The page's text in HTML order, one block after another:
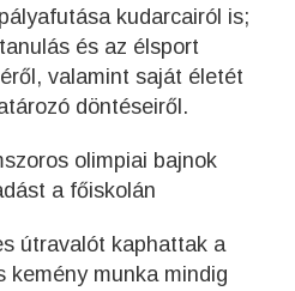
kudarcairól is;
és az élsport
valamint saját életét
döntéseiről.
útravalót kaphattak a
kemény munka mindig